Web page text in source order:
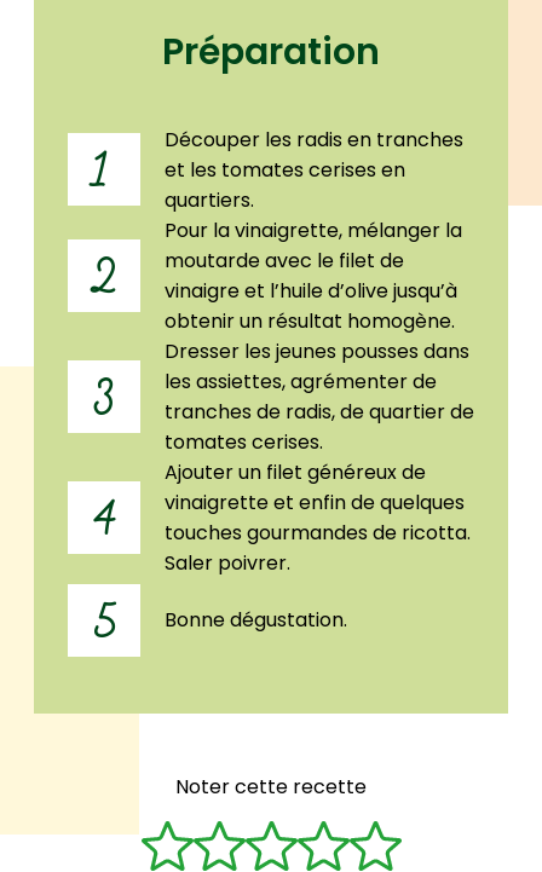
Préparation
1
Découper les radis en tranches
et les tomates cerises en
quartiers.
2
Pour la vinaigrette, mélanger la
moutarde avec le filet de
vinaigre et l’huile d’olive jusqu’à
obtenir un résultat homogène.
3
Dresser les jeunes pousses dans
les assiettes, agrémenter de
tranches de radis, de quartier de
tomates cerises.
4
Ajouter un filet généreux de
vinaigrette et enfin de quelques
touches gourmandes de ricotta.
Saler poivrer.
5 Bonne dégustation.
Noter cette recette